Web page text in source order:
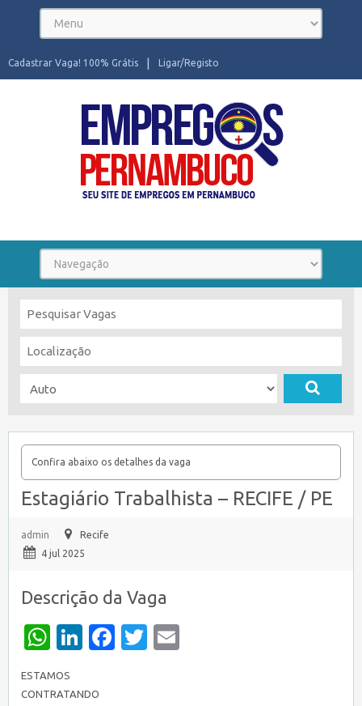
Ligar/Registo
Cadastrar Vaga! 100% Grátis
Confira abaixo os detalhes da vaga
Estagiário Trabalhista – RECIFE / PE
admin
Recife
4 jul 2025
Descrição da Vaga
WhatsApp
LinkedIn
Facebook
Twitter
ESTAMOS
CONTRATANDO